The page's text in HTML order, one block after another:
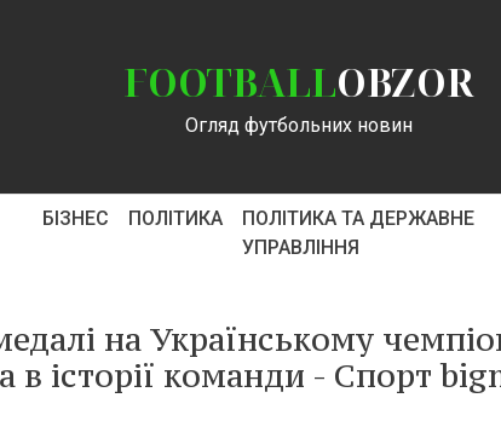
FOOTBALLOBZOR
Огляд футбольних новин
БІЗНЕС ПОЛІТИКА
ПОЛІТИКА ТА ДЕРЖАВНЕ
УПРАВЛІННЯ
на Українському
в історії команди - Спорт